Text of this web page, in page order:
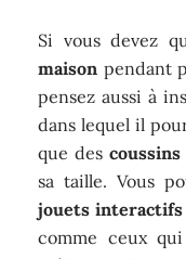
Si vous devez
maison pendant
pensez aussi à
dans lequel il
que des
sa taille. Vous
jouets interactifs
comme ceux